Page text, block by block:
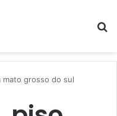
mato grosso do sul